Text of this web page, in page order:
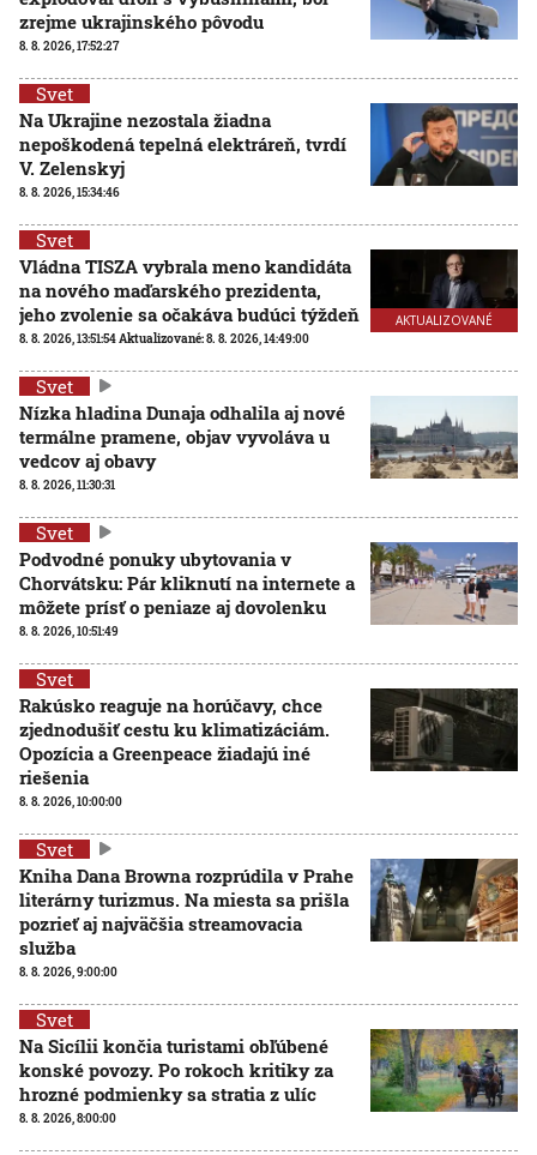
zrejme ukrajinského pôvodu
8. 8. 2026, 17:52:27
Svet
Na Ukrajine nezostala žiadna
nepoškodená tepelná elektráreň, tvrdí
V. Zelenskyj
8. 8. 2026, 15:34:46
AKTUALIZOVANÉ
Svet
Vládna TISZA vybrala meno kandidáta
na nového maďarského prezidenta,
jeho zvolenie sa očakáva budúci týždeň
8. 8. 2026, 13:51:54Aktualizované:8. 8. 2026, 14:49:00
Svet
Nízka hladina Dunaja odhalila aj nové
termálne pramene, objav vyvoláva u
vedcov aj obavy
8. 8. 2026, 11:30:31
Svet
Podvodné ponuky ubytovania v
Chorvátsku: Pár kliknutí na internete a
môžete prísť o peniaze aj dovolenku
8. 8. 2026, 10:51:49
Svet
Rakúsko reaguje na horúčavy, chce
zjednodušiť cestu ku klimatizáciám.
Opozícia a Greenpeace žiadajú iné
riešenia
8. 8. 2026, 10:00:00
Svet
Kniha Dana Browna rozprúdila v Prahe
literárny turizmus. Na miesta sa prišla
pozrieť aj najväčšia streamovacia
služba
8. 8. 2026, 9:00:00
Svet
Na Sicílii končia turistami obľúbené
konské povozy. Po rokoch kritiky za
hrozné podmienky sa stratia z ulíc
8. 8. 2026, 8:00:00